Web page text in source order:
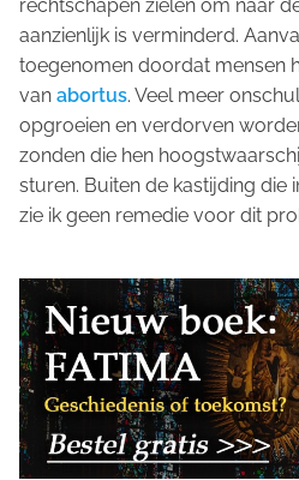
rechtschapen zielen om naar
aanzienlijk is verminderd.
toegenomen doordat mensen
van abortus. Veel meer
opgroeien en verdorven
zonden die hen
sturen. Buiten de kastijding die
zie ik geen remedie voor dit